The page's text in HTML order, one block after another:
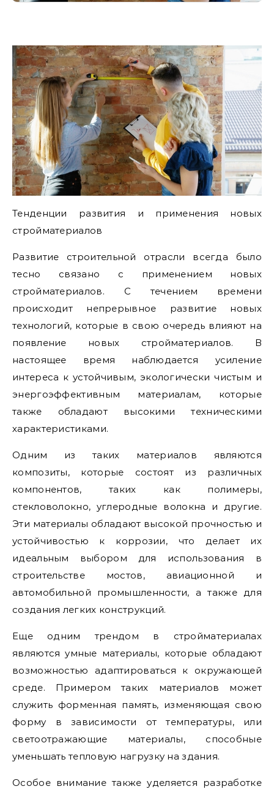
Тенденции развития и применения новых
стройматериалов
Развитие строительной отрасли всегда было
тесно связано с применением новых
стройматериалов. С течением времени
происходит непрерывное развитие новых
технологий, которые в свою очередь влияют на
появление новых стройматериалов. В
настоящее время наблюдается усиление
интереса к устойчивым, экологически чистым и
энергоэффективным материалам, которые
также обладают высокими техническими
характеристиками.
Одним из таких материалов являются
композиты, которые состоят из различных
компонентов, таких как полимеры,
стекловолокно, углеродные волокна и другие.
Эти материалы обладают высокой прочностью и
устойчивостью к коррозии, что делает их
идеальным выбором для использования в
строительстве мостов, авиационной и
автомобильной промышленности, а также для
создания легких конструкций.
Еще одним трендом в стройматериалах
являются умные материалы, которые обладают
возможностью адаптироваться к окружающей
среде. Примером таких материалов может
служить форменная память, изменяющая свою
форму в зависимости от температуры, или
светоотражающие материалы, способные
уменьшать тепловую нагрузку на здания.
Особое внимание также уделяется разработке